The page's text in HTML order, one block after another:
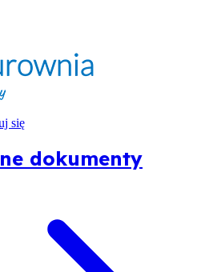
się
dokumenty